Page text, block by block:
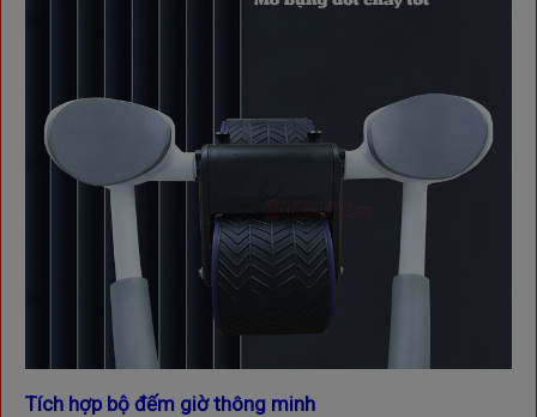
Tích hợp bộ đếm giờ thông minh